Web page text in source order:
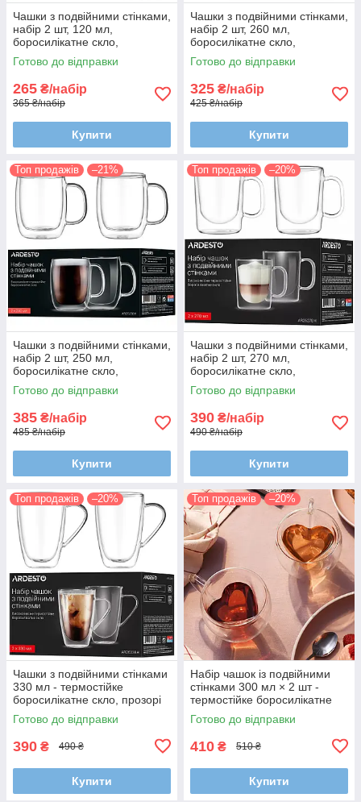
Чашки з подвійними стінками,
набір 2 шт, 120 мл,
боросилікатне скло,
термостійкі, прозорі
Готово до відправки
265 ₴/набір
365 ₴/набір
Купити
Чашки з подвійними стінками,
набір 2 шт, 260 мл,
боросилікатне скло,
термостійкі, прозорі
Готово до відправки
325 ₴/набір
425 ₴/набір
Купити
Топ продажів –21%
Чашки з подвійними стінками,
набір 2 шт, 250 мл,
боросилікатне скло,
термостійкі, прозорі
Готово до відправки
385 ₴/набір
485 ₴/набір
Купити
Топ продажів –20%
Чашки з подвійними стінками,
набір 2 шт, 270 мл,
боросилікатне скло,
термостійкі, прозорі
Готово до відправки
390 ₴/набір
490 ₴/набір
Купити
Топ продажів –20%
Чашки з подвійними стінками
330 мл - термостійке
боросилікатне скло, прозорі
чашки для кави, чаю та
десертів
Готово до відправки
390 ₴ 490 ₴
Купити
Топ продажів –20%
Набір чашок із подвійними
стінками 300 мл × 2 шт -
термостійке боросилікатне
скло, прозорі чашки для кави,
чаю та десертів
Готово до відправки
410 ₴ 510 ₴
Купити